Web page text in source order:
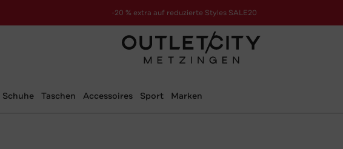
-20 % extra auf reduzierte Styles SALE20
zur Aktion
Schuhe Taschen Accessoires Sport Marken